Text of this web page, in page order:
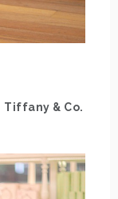
Tiffany & Co.